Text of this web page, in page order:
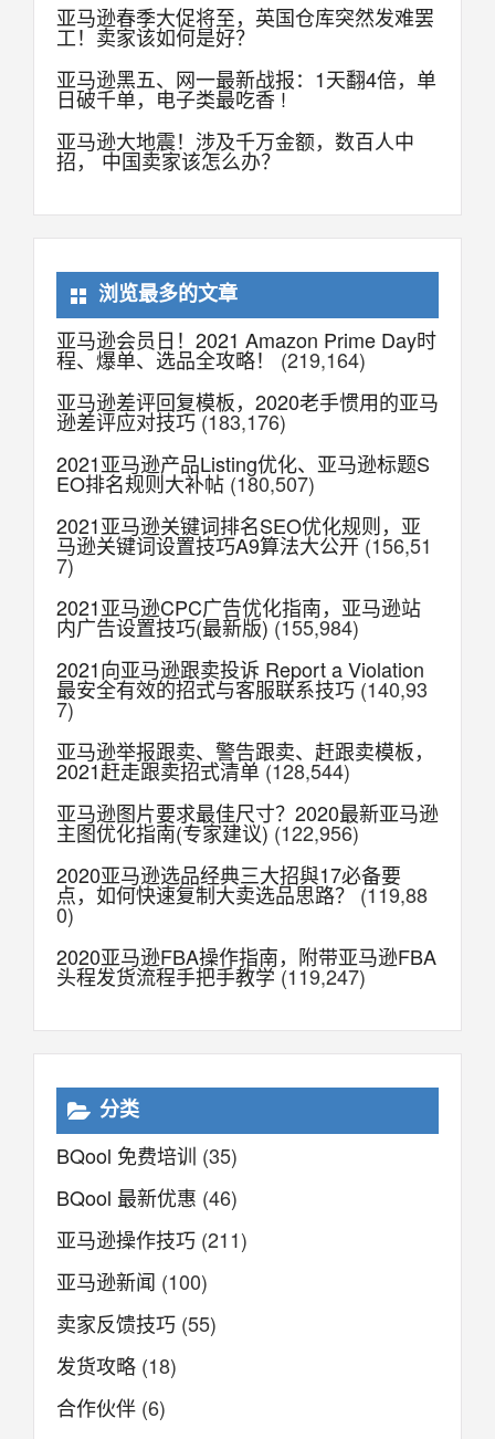
亚马逊春季大促将至，英国仓库突然发难罢
工！卖家该如何是好？
亚马逊黑五、网一最新战报：1天翻4倍，单
日破千单，电子类最吃香 !
亚马逊大地震！涉及千万金额，数百人中
招， 中国卖家该怎么办？
浏览最多的文章
亚马逊会员日！2021 Amazon Prime Day时
程、爆单、选品全攻略！
(219,164)
亚马逊差评回复模板，2020老手惯用的亚马
逊差评应对技巧(183,176)
2021亚马逊产品Listing优化、亚马逊标题S
EO排名规则大补帖 (180,507)
2021亚马逊关键词排名SEO优化规则，亚
马逊关键词设置技巧A9算法大公开(156,51
7)
2021亚马逊CPC广告优化指南，亚马逊站
内广告设置技巧(最新版)(155,984)
2021向亚马逊跟卖投诉 Report a Violation
最安全有效的招式与客服联系技巧 (140,93
7)
亚马逊举报跟卖、警告跟卖、赶跟卖模板，
2021赶走跟卖招式清单(128,544)
亚马逊图片要求最佳尺寸？2020最新亚马逊
主图优化指南(专家建议) (122,956)
2020亚马逊选品经典三大招與17必备要
点，如何快速复制大卖选品思路？ (119,88
0)
2020亚马逊FBA操作指南，附带亚马逊FBA
头程发货流程手把手教学(119,247)
分类
BQool 免费培训 (35)
BQool 最新优惠 (46)
亚马逊操作技巧 (211)
亚马逊新闻 (100)
卖家反馈技巧 (55)
发货攻略 (18)
合作伙伴 (6)